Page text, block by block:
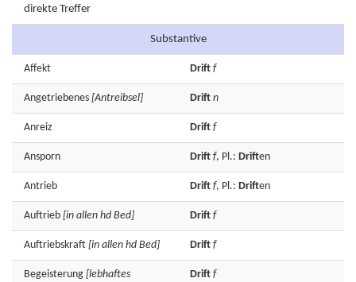
direkte Treffer
Substantive
Affekt Drift f
Angetriebenes [Antreibsel] Drift n
Anreiz Drift f
Ansporn Drift f, Pl.: Driften
Antrieb Drift f, Pl.: Driften
Auftrieb [in allen hd Bed] Drift f
Auftriebskraft [in allen hd Bed] Drift f
Begeisterung [lebhaftes
Drift f